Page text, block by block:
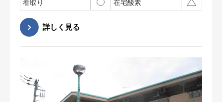
看取り
在宅酸素